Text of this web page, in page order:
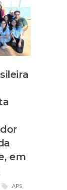
em
APS